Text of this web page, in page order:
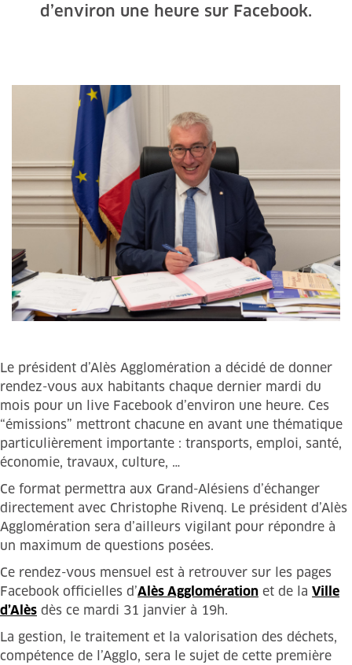
d’environ une heure sur Facebook.
Le président d’Alès Agglomération a décidé de donner
rendez-vous aux habitants chaque dernier mardi du
mois pour un live Facebook d’environ une heure. Ces
“émissions” mettront chacune en avant une thématique
particulièrement importante : transports, emploi, santé,
économie, travaux, culture, …
Ce format permettra aux Grand-Alésiens d’échanger
directement avec Christophe Rivenq. Le président d’Alès
Agglomération sera d’ailleurs vigilant pour répondre à
un maximum de questions posées.
Ce rendez-vous mensuel est à retrouver sur les pages
Facebook officielles d’Alès Agglomération et de la Ville
d’Alès dès ce mardi 31 janvier à 19h.
La gestion, le traitement et la valorisation des déchets,
compétence de l’Agglo, sera le sujet de cette première